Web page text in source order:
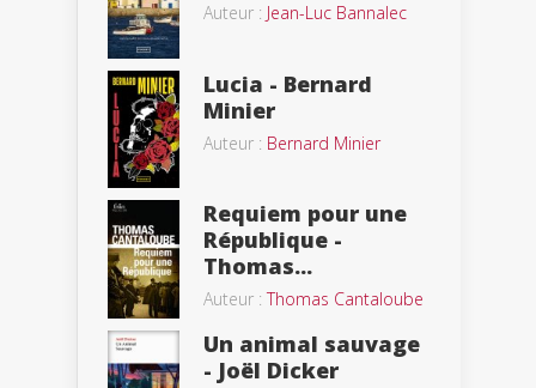
Auteur : Jean-Luc Bannalec
Lucia - Bernard
Minier
Auteur : Bernard Minier
Requiem pour une
République -
Thomas...
Auteur :Thomas Cantaloube
Un animal sauvage
- Joël Dicker